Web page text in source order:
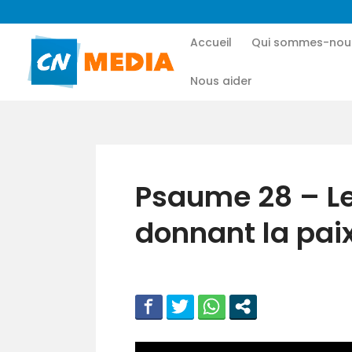
Accueil Qui sommes-
Nous aider
Psaume 28 –
donnant la